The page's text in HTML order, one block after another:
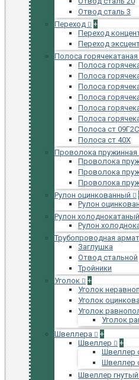
Отвод сталь 3
Переход
+
Переход
Переход
Полоса горячекатаная
Полоса
Полоса
Полоса
Полоса
Полоса
Полоса
Полоса ст 09Г2С
Полоса ст 40Х
Проволока пружинная
Проволока
Проволока
Проволока
Рулон оцинкованный
Рулон
Рулон холоднокатаный
Рулон
Трубопроводная
Заглушка
Отвод стальной
Тройники
Уголок
+
Уголок
Уголок
Уголок
Уголок
Швеллера
+
Швеллер
+
Швеллер
Швеллер
Швеллер